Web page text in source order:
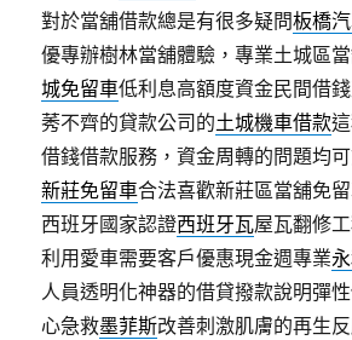
對於當舖借款總是有很多疑問板橋
優專辦樹林當舖體驗，專業土城區
城免留車低利息高額度資金民間借
莠不齊的貸款公司的土城機車借款
借錢借款服務，資金周轉的問題均
新莊免留車合法喜歡新莊區當舖免
西班牙國家認證西班牙瓦屋瓦翻修
利用愛車需要客戶優惠現金週專業
人員透明化神器的借貸撥款說明彈
心急救墨菲斯改善刺激肌膚的再生